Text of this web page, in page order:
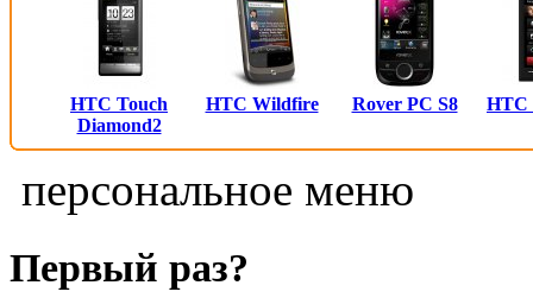
HTC Touch
Diamond2
HTC Wildfire Rover PC S8 HTC
персональное меню
Первый раз?